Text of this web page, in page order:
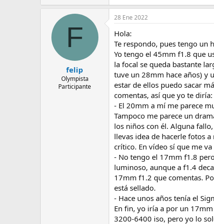
F
felip
Olympista
Participante
28 Ene 2022
Hola:
Te respondo, pues tengo un
Yo tengo el 45mm f1.8 que
la focal se queda bastante
tuve un 28mm hace años) y
estar de ellos puedo sacar
comentas, así que yo te diría:
- El 20mm a mí me parece
Tampoco me parece un
los niños con él. Alguna
llevas idea de hacerle fotos
crítico. En vídeo sí que me
- No tengo el 17mm f1.8
luminoso, aunque a f1.4
17mm f1.2 que comentas.
está sellado.
- Hace unos años tenía el
En fin, yo iría a por un
3200-6400 iso, pero yo lo